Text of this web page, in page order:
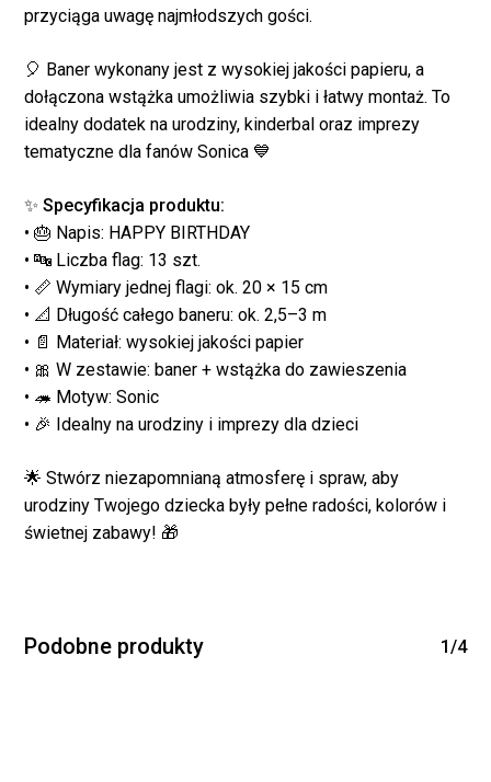
Brak produktów w
koszyku.
WRÓĆ DO SKLEPU
przyciąga uwagę najmłodszych gości.
🎈 Baner wykonany jest z wysokiej jakości papieru, a
dołączona wstążka umożliwia szybki i łatwy montaż. To
idealny dodatek na urodziny, kinderbal oraz imprezy
tematyczne dla fanów Sonica 💙
✨Specyfikacja produktu:
• 🎂 Napis: HAPPY BIRTHDAY
• 🔤 Liczba flag: 13 szt.
• 📏 Wymiary jednej flagi: ok. 20 × 15 cm
• 📐 Długość całego baneru: ok. 2,5–3 m
• 📄 Materiał: wysokiej jakości papier
• 🎀 W zestawie: baner + wstążka do zawieszenia
• 🦔 Motyw: Sonic
• 🎉 Idealny na urodziny i imprezy dla dzieci
🌟 Stwórz niezapomnianą atmosferę i spraw, aby
urodziny Twojego dziecka były pełne radości, kolorów i
świetnej zabawy! 🎁
Podobne produkty 1/4